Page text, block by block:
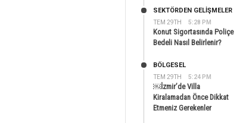
TEM 29TH 5:28 PM
SEKTÖRDEN GELIŞMELER
Konut Sigortasında Poliçe
Bedeli Nasıl Belirlenir?
TEM 29TH 5:24 PM
BÖLGESEL
￼İzmir’de Villa
Kiralamadan Önce Dikkat
Etmeniz Gerekenler